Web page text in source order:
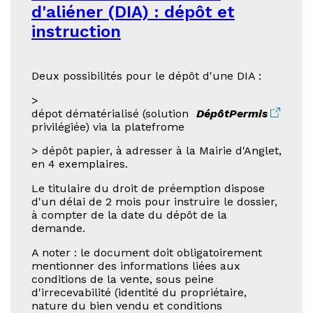
d'aliéner (DIA) : dépôt et
instruction
Deux possibilités pour le dépôt d'une DIA :
>
dépot dématérialisé (solution
privilégiée) via la platefrome
DépôtPermis
> dépôt papier, à adresser à la Mairie d'Anglet,
en 4 exemplaires.
Le titulaire du droit de préemption dispose
d'un délai de 2 mois pour instruire le dossier,
à compter de la date du dépôt de la
demande.
A noter : le document doit obligatoirement
mentionner des informations liées aux
conditions de la vente, sous peine
d'irrecevabilité (identité du propriétaire,
nature du bien vendu et conditions